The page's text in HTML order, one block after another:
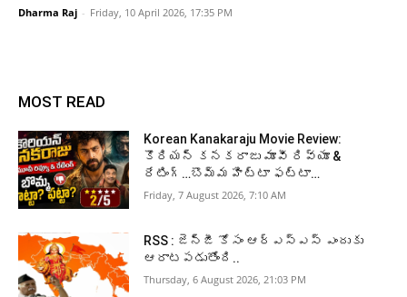
Dharma Raj - Friday, 10 April 2026, 17:35 PM
MOST READ
Korean Kanakaraju Movie Review:
కొరియన్ కనకరాజు మూవీ రివ్యూ &
రేటింగ్…బొమ్మ హిట్టా ఫట్టా…
Friday, 7 August 2026, 7:10 AM
RSS : జెన్‌జీ కోసం ఆర్‌ఎస్‌ఎస్‌ ఎందుకు
ఆరాటపడుతోంది..
Thursday, 6 August 2026, 21:03 PM